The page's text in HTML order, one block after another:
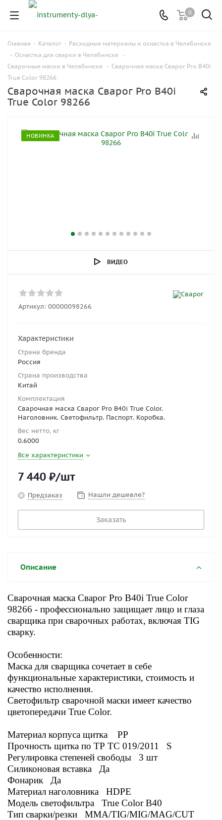
0
Главная - Каталог - Расходные материалы и оснастка в Челябинске
- Оснастка для сварки в Челябинске -
Сварочные маски в Челябинске - Сварочная маска Сварог Pro B40i
True Color 98266
Сварочная маска Сварог Pro B40i
True Color 98266
НОВИНКА
ВИДЕО
Артикул: 00000098266
Характеристики
Страна бренда
Россия
Страна производства
Китай
Комплектация
Сварочная маска Сварог Pro B40i True Color.
Наголовник. Светофильтр. Паспорт. Коробка.
Вес нетто, кг
0.6000
Все характеристики
7 440 ₽/шт
Предзаказ Нашли дешевле?
Заказать
Описание
Сварочная маска Сварог Pro B40i True Color
98266 - профессионально защищает лицо и глаза
сварщика при сварочных работах, включая TIG
сварку.
Особенности:
Маска для сварщика сочетает в себе
функциональные характеристики, стоимость и
качество исполнения.
Светофильтр сварочной маски имеет качество
цветопередачи True Color.
Материал корпуса щитка PP
Прочность щитка по ТР ТС 019/2011 S
Регулировка степеней свободы 3 шт
Силиконовая вставка Да
Фонарик Да
Материал наголовника HDPE
Модель светофильтра True ColorB40
Тип сварки/резки MMA/TIG/MIG/MAG/CUT